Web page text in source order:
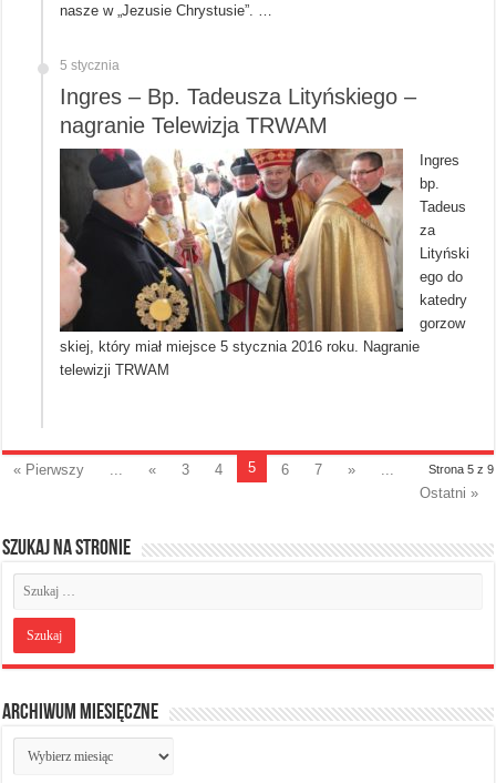
nasze w „Jezusie Chrystusie”. …
5 stycznia
Ingres – Bp. Tadeusza Lityńskiego –
nagranie Telewizja TRWAM
Ingres
bp.
Tadeus
za
Lityński
ego do
katedry
gorzow
skiej, który miał miejsce 5 stycznia 2016 roku. Nagranie
telewizji TRWAM
Strona 5 z 9
« Pierwszy « 3 4 5 6 7 »
Ostatni »
Szukaj na stronie
Archiwum miesięczne
Archiwum
miesięczne